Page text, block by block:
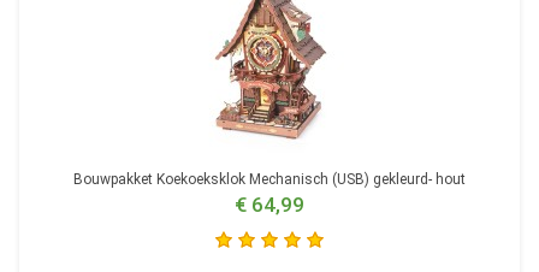
Bouwpakket Koekoeksklok Mechanisch (USB) gekleurd- hout
€ 64,99